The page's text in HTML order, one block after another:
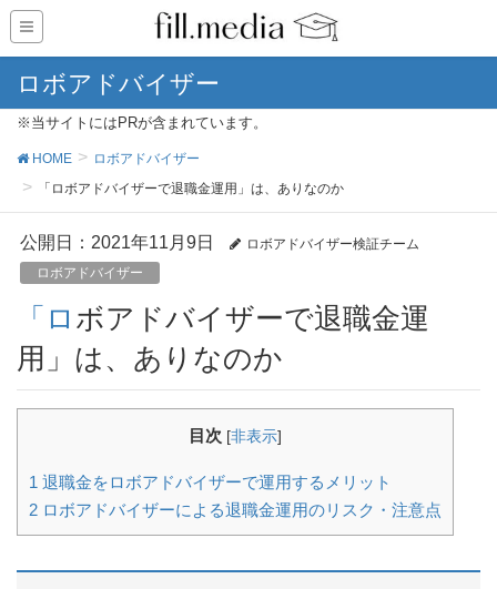
ロボアドバイザー
※当サイトにはPRが含まれています。
HOME
ロボアドバイザー
「ロボアドバイザーで退職金運用」は、ありなのか
公開日： 2021年11月9日
ロボアドバイザー検証チーム
ロボアドバイザー
「ロボアドバイザーで退職金運
用」は、ありなのか
目次 [非表示]
1 退職金をロボアドバイザーで運用するメリット
2 ロボアドバイザーによる退職金運用のリスク・注意点